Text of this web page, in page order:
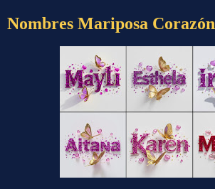
Nombres Mariposa Corazón